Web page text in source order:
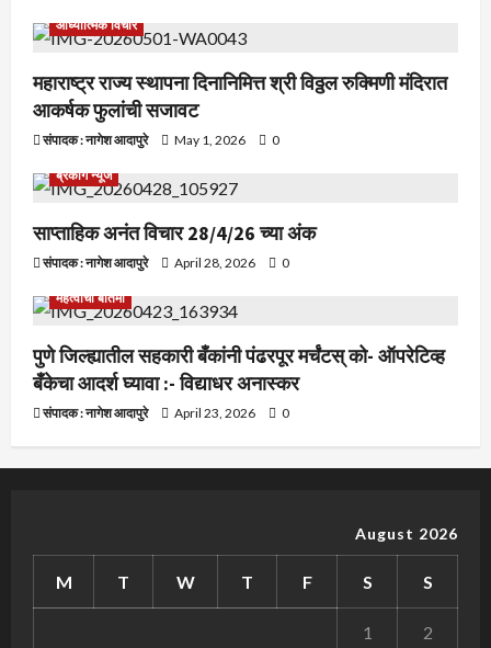
आध्यात्मिक विचार
महाराष्ट्र राज्य स्थापना दिनानिमित्त श्री विठ्ठल रुक्मिणी मंदिरात
आकर्षक फुलांची सजावट
संपादक : नागेश आदापुरे May 1, 2026 0
ब्रेकीग न्यूज
साप्ताहिक अनंत विचार 28/4/26 च्या अंक
संपादक : नागेश आदापुरे April 28, 2026 0
महत्वाची बातमी
पुणे जिल्ह्यातील सहकारी बँकांनी पंढरपूर मर्चंटस् को- ऑपरेटिव्ह
बँकेचा आदर्श घ्यावा :- विद्याधर अनास्कर
संपादक : नागेश आदापुरे April 23, 2026 0
August 2026
M T W T F S S
1 2